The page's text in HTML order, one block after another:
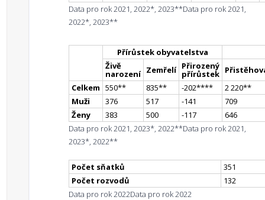
Data pro rok 2021, 2022*, 2023**Data pro rok 2021,
2022*, 2023**
Přírůstek obyvatelstva
Živě
narození Zemřelí Přirozený
přírůstek
Celkem 550** 835** -202**** 2 220**
Muži
376 517 -141
709
Ženy
383 500 -117
646
Data pro rok 2021, 2023*, 2022**Data pro rok 2021,
2023*, 2022**
Počet sňatků
351
Počet rozvodů
132
Data pro rok 2022Data pro rok 2022